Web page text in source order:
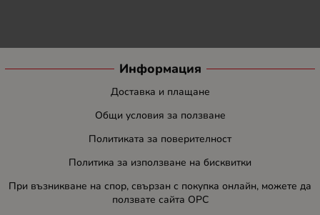
Информация
Доставка и плащане
Общи условия за ползване
Политиката за поверителност
Политика за използване на бисквитки
При възникване на спор, свързан с покупка онлайн, можете да
ползвате сайта ОРС